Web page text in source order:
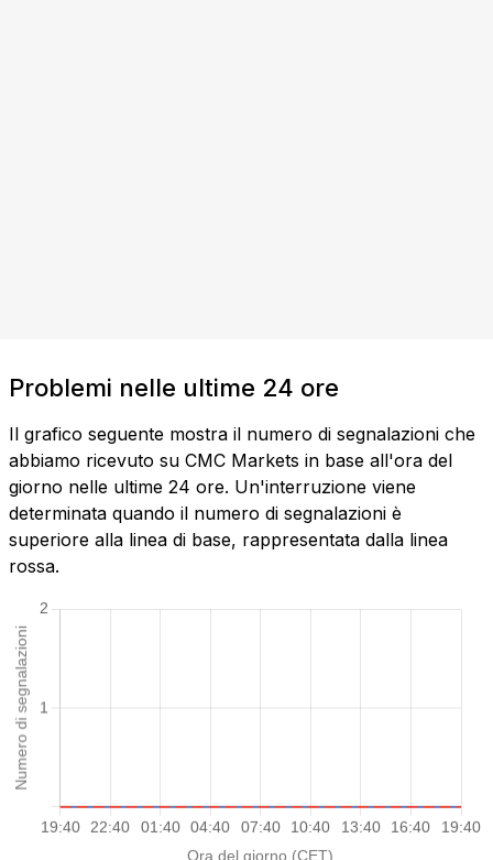
Problemi nelle ultime 24 ore
Il grafico seguente mostra il numero di segnalazioni che
abbiamo ricevuto su CMC Markets in base all'ora del
giorno nelle ultime 24 ore. Un'interruzione viene
determinata quando il numero di segnalazioni è
superiore alla linea di base, rappresentata dalla linea
rossa.